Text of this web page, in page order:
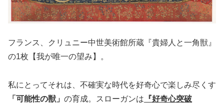
フランス、クリュニー中世美術館所蔵『貴婦人と一角獣』
の1枚【我が唯一の望み】。
私にとってそれは、不確実な時代を好奇心で楽しみ尽くす
「可能性の獣」 の育成。スローガンは 『好奇心突破